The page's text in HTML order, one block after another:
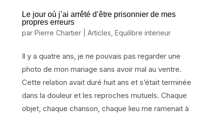
Le jour où j’ai arrêté d’être prisonnier de mes
propres erreurs
par Pierre Chartier| Articles Equilibre interieur
Il y a quatre ans, je ne pouvais pas regarder une
photo de mon mariage sans avoir mal au ventre.
Cette relation avait duré huit ans et s’était terminée
dans la douleur et les reproches mutuels. Chaque
objet, chaque chanson, chaque lieu me ramenait à